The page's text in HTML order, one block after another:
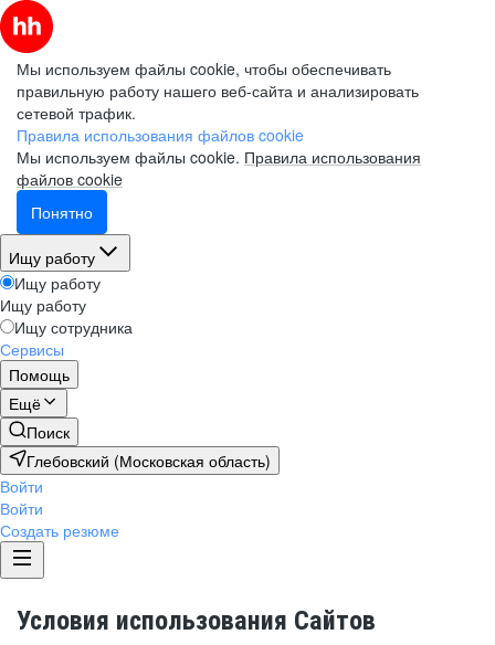
Мы используем файлы cookie, чтобы обеспечивать
правильную работу нашего веб-сайта и анализировать
сетевой трафик.
Правила использования файлов cookie
Мы используем файлы cookie. Правила использования
файлов cookie
Понятно
Ищу работу
Ищу работу
Ищу работу
Ищу сотрудника
Сервисы
Помощь
Ещё
Поиск
Глебовский (Московская область)
Войти
Войти
Создать резюме
Условия использования Сайтов